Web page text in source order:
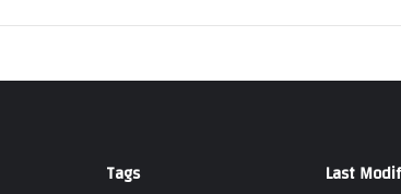
Last
Tags